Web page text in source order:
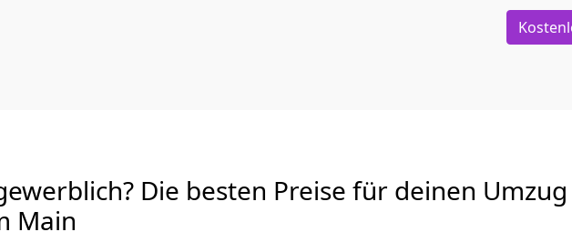
Die besten Preise für deinen
Main